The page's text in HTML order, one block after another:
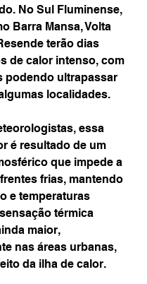
No Sul Fluminense,
Barra Mansa, Volta
terão dias
de calor intenso, com
podendo ultrapassar
localidades.
essa
é resultado de um
que impede a
frias, mantendo
e temperaturas
térmica
maior,
nas áreas urbanas,
da ilha de calor.